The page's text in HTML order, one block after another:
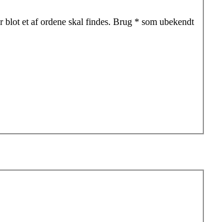
blot et af ordene skal findes. Brug * som ubekendt